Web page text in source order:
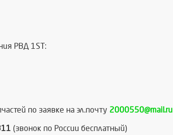
РВД 1ST:
по заявке на эл.почту 2000550@mail.ru
(звонок по России бесплатный)